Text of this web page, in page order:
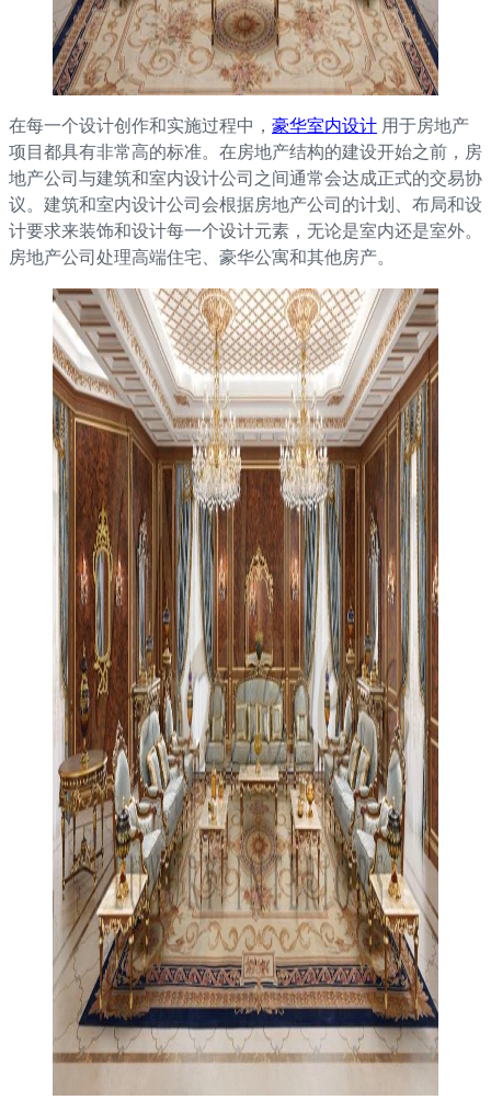
在每一个设计创作和实施过程中， 豪华室内设计 用于房地产
项目都具有非常高的标准。在房地产结构的建设开始之前，房
地产公司与建筑和室内设计公司之间通常会达成正式的交易协
议。建筑和室内设计公司会根据房地产公司的计划、布局和设
计要求来装饰和设计每一个设计元素，无论是室内还是室外。
房地产公司处理高端住宅、豪华公寓和其他房产。